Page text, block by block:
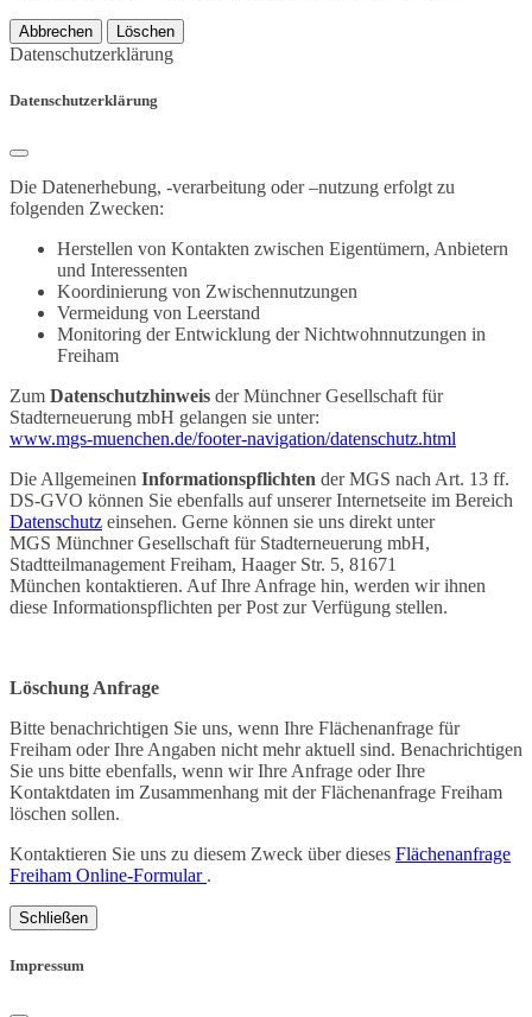
Abbrechen Löschen
Datenschutzerklärung
Datenschutzerklärung
Die Datenerhebung, -verarbeitung oder –nutzung erfolgt zu
folgenden Zwecken:
Herstellen von Kontakten zwischen Eigentümern, Anbietern
und Interessenten
Koordinierung von Zwischennutzungen
Vermeidung von Leerstand
Monitoring der Entwicklung der Nichtwohnnutzungen in
Freiham
Zum Datenschutzhinweis der Münchner Gesellschaft für
Stadterneuerung mbH gelangen sie unter:
www.mgs-muenchen.de/footer-navigation/datenschutz.html
Die Allgemeinen Informationspflichten der MGS nach Art. 13 ff.
DS-GVO können Sie ebenfalls auf unserer Internetseite im Bereich
Datenschutz einsehen. Gerne können sie uns direkt unter
MGS Münchner Gesellschaft für Stadterneuerung mbH,
Stadtteilmanagement Freiham, Haager Str. 5, 81671
München kontaktieren. Auf Ihre Anfrage hin, werden wir ihnen
diese Informationspflichten per Post zur Verfügung stellen.
Löschung Anfrage
Bitte benachrichtigen Sie uns, wenn Ihre Flächenanfrage für
Freiham oder Ihre Angaben nicht mehr aktuell sind. Benachrichtigen
Sie uns bitte ebenfalls, wenn wir Ihre Anfrage oder Ihre
Kontaktdaten im Zusammenhang mit der Flächenanfrage Freiham
löschen sollen.
Kontaktieren Sie uns zu diesem Zweck über dieses Flächenanfrage
Freiham Online-Formular .
Schließen
Impressum